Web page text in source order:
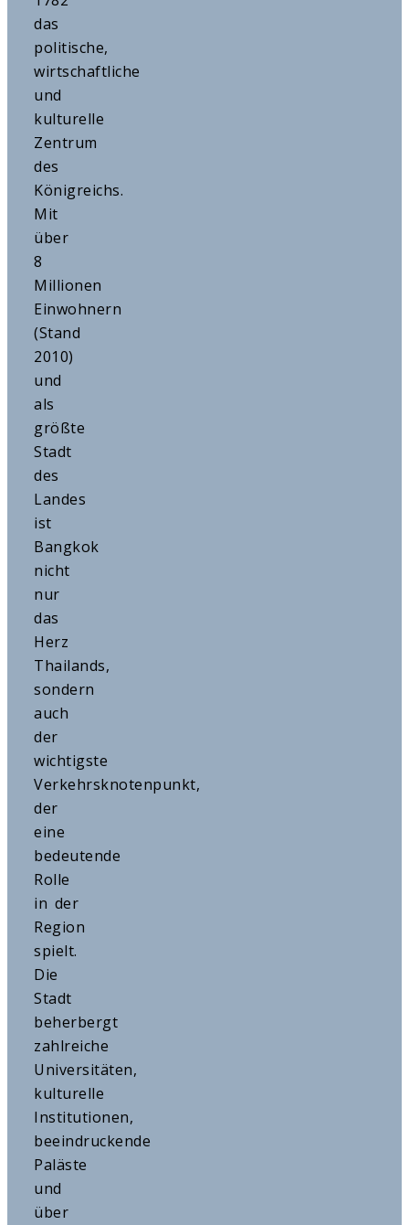
das
politische,
wirtschaftliche
und
kulturelle
Zentrum
des
Königreichs.
Mit
über
8
Millionen
Einwohnern
(Stand
2010)
und
als
größte
Stadt
des
Landes
ist
Bangkok
nicht
nur
das
Herz
Thailands,
sondern
auch
der
wichtigste
Verkehrsknotenpunkt,
der
eine
bedeutende
Rolle
in der
Region
spielt.
Die
Stadt
beherbergt
zahlreiche
Universitäten,
kulturelle
Institutionen,
beeindruckende
Paläste
und
über